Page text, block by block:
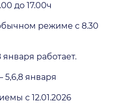
до 17.00ч
режиме с 8.30
работает.
января
с 12.01.2026